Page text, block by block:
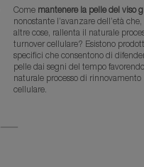
Come mantenere la pelle del viso
nonostante l’avanzare dell’età che,
altre cose, rallenta il naturale
turnover cellulare? Esistono
specifici che consentono di
pelle dai segni del tempo
naturale processo di rinnovamento
cellulare.